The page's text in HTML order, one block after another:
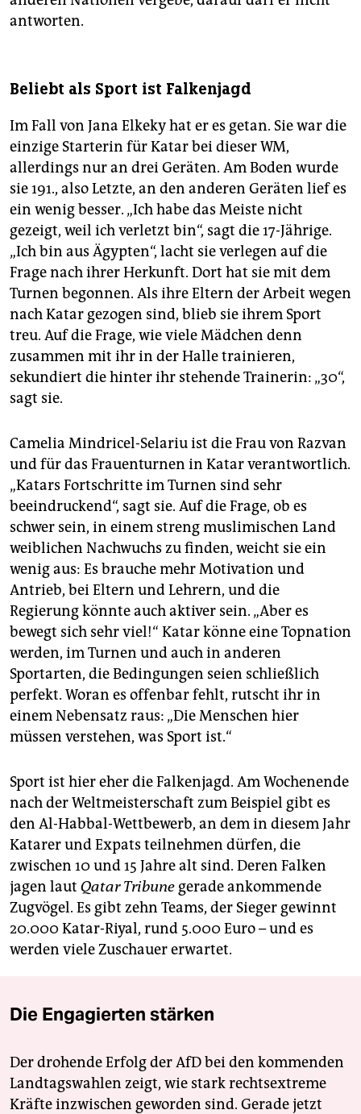
antworten.
Beliebt als Sport ist Falkenjagd
Im Fall von Jana Elkeky hat er es getan. Sie war die
einzige Starterin für Katar bei dieser WM,
allerdings nur an drei Geräten. Am Boden wurde
sie 191., also Letzte, an den anderen Geräten lief es
ein wenig besser. „Ich habe das Meiste nicht
gezeigt, weil ich verletzt bin“, sagt die 17-Jährige.
„Ich bin aus Ägypten“, lacht sie verlegen auf die
Frage nach ihrer Herkunft. Dort hat sie mit dem
Turnen begonnen. Als ihre Eltern der Arbeit wegen
nach Katar gezogen sind, blieb sie ihrem Sport
treu. Auf die Frage, wie viele Mädchen denn
zusammen mit ihr in der Halle trainieren,
sekundiert die hinter ihr stehende Trainerin: „30“,
sagt sie.
Camelia Mindricel-Selariu ist die Frau von Razvan
und für das Frauenturnen in Katar verantwortlich.
„Katars Fortschritte im Turnen sind sehr
beeindruckend“, sagt sie. Auf die Frage, ob es
schwer sein, in einem streng muslimischen Land
weiblichen Nachwuchs zu finden, weicht sie ein
wenig aus: Es brauche mehr Motivation und
Antrieb, bei Eltern und Lehrern, und die
Regierung könnte auch aktiver sein. „Aber es
bewegt sich sehr viel!“ Katar könne eine Topnation
werden, im Turnen und auch in anderen
Sportarten, die Bedingungen seien schließlich
perfekt. Woran es offenbar fehlt, rutscht ihr in
einem Nebensatz raus: „Die Menschen hier
müssen verstehen, was Sport ist.“
Sport ist hier eher die Falkenjagd. Am Wochenende
nach der Weltmeisterschaft zum Beispiel gibt es
den Al-Habbal-Wettbewerb, an dem in diesem Jahr
Katarer und Expats teilnehmen dürfen, die
zwischen 10 und 15 Jahre alt sind. Deren Falken
jagen laut Qatar Tribune gerade ankommende
Zugvögel. Es gibt zehn Teams, der Sieger gewinnt
20.000 Katar-Riyal, rund 5.000 Euro – und es
werden viele Zuschauer erwartet.
Die Engagierten stärken
Der drohende Erfolg der AfD bei den kommenden
Landtagswahlen zeigt, wie stark rechtsextreme
Kräfte inzwischen geworden sind. Gerade jetzt